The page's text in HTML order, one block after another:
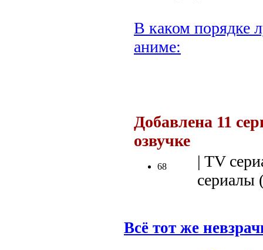
В каком порядке
аниме:
Добавлена 11
озвучке
68
| TV
сериалы
Всё тот же